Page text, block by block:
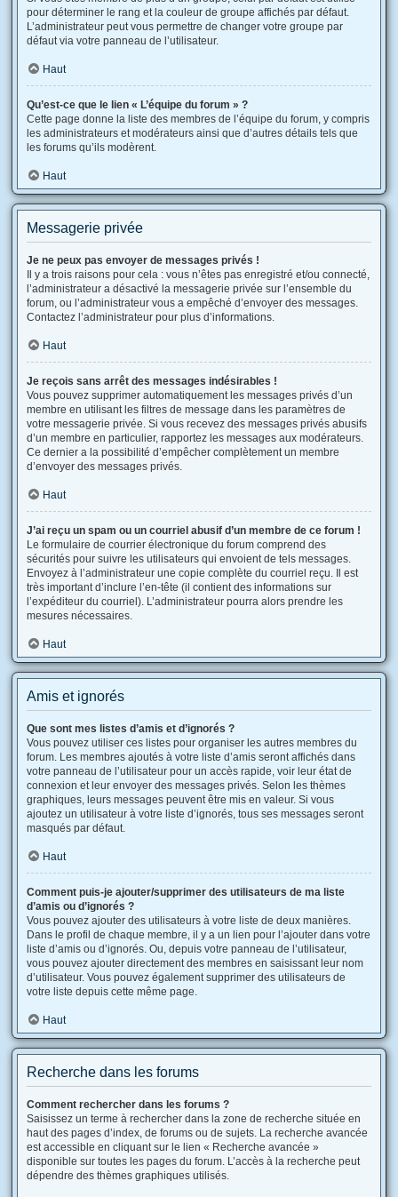
pour déterminer le rang et la couleur de groupe affichés par défaut.
L’administrateur peut vous permettre de changer votre groupe par
défaut via votre panneau de l’utilisateur.
Haut
Qu’est-ce que le lien « L’équipe du forum » ?
Cette page donne la liste des membres de l’équipe du forum, y compris
les administrateurs et modérateurs ainsi que d’autres détails tels que
les forums qu’ils modèrent.
Haut
Messagerie privée
Je ne peux pas envoyer de messages privés !
Il y a trois raisons pour cela : vous n’êtes pas enregistré et/ou connecté,
l’administrateur a désactivé la messagerie privée sur l’ensemble du
forum, ou l’administrateur vous a empêché d’envoyer des messages.
Contactez l’administrateur pour plus d’informations.
Haut
Je reçois sans arrêt des messages indésirables !
Vous pouvez supprimer automatiquement les messages privés d’un
membre en utilisant les filtres de message dans les paramètres de
votre messagerie privée. Si vous recevez des messages privés abusifs
d’un membre en particulier, rapportez les messages aux modérateurs.
Ce dernier a la possibilité d’empêcher complètement un membre
d’envoyer des messages privés.
Haut
J’ai reçu un spam ou un courriel abusif d’un membre de ce forum !
Le formulaire de courrier électronique du forum comprend des
sécurités pour suivre les utilisateurs qui envoient de tels messages.
Envoyez à l’administrateur une copie complète du courriel reçu. Il est
très important d’inclure l’en-tête (il contient des informations sur
l’expéditeur du courriel). L’administrateur pourra alors prendre les
mesures nécessaires.
Haut
Amis et ignorés
Que sont mes listes d’amis et d’ignorés ?
Vous pouvez utiliser ces listes pour organiser les autres membres du
forum. Les membres ajoutés à votre liste d’amis seront affichés dans
votre panneau de l’utilisateur pour un accès rapide, voir leur état de
connexion et leur envoyer des messages privés. Selon les thèmes
graphiques, leurs messages peuvent être mis en valeur. Si vous
ajoutez un utilisateur à votre liste d’ignorés, tous ses messages seront
masqués par défaut.
Haut
Comment puis-je ajouter/supprimer des utilisateurs de ma liste
d’amis ou d’ignorés ?
Vous pouvez ajouter des utilisateurs à votre liste de deux manières.
Dans le profil de chaque membre, il y a un lien pour l’ajouter dans votre
liste d’amis ou d’ignorés. Ou, depuis votre panneau de l’utilisateur,
vous pouvez ajouter directement des membres en saisissant leur nom
d’utilisateur. Vous pouvez également supprimer des utilisateurs de
votre liste depuis cette même page.
Haut
Recherche dans les forums
Comment rechercher dans les forums ?
Saisissez un terme à rechercher dans la zone de recherche située en
haut des pages d’index, de forums ou de sujets. La recherche avancée
est accessible en cliquant sur le lien « Recherche avancée »
disponible sur toutes les pages du forum. L’accès à la recherche peut
dépendre des thèmes graphiques utilisés.